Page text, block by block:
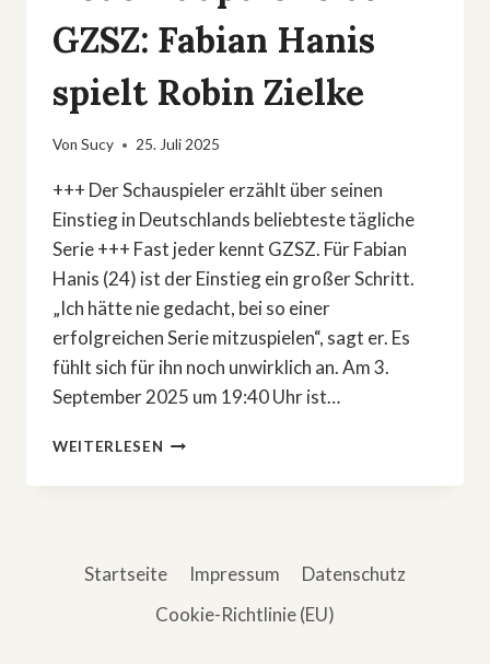
GZSZ: Fabian Hanis
spielt Robin Zielke
Von Sucy 25. Juli 2025
+++ Der Schauspieler erzählt über seinen
Einstieg in Deutschlands beliebteste tägliche
Serie +++ Fast jeder kennt GZSZ. Für Fabian
Hanis (24) ist der Einstieg ein großer Schritt.
„Ich hätte nie gedacht, bei so einer
erfolgreichen Serie mitzuspielen“, sagt er. Es
fühlt sich für ihn noch unwirklich an. Am 3.
September 2025 um 19:40 Uhr ist…
WEITERLESEN NEUE
BEI
SPIELT
ZIELKE
Startseite Impressum
Datenschutz
Cookie-Richtlinie (EU)